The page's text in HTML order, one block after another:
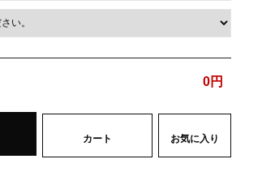
0円
カート お気に入り